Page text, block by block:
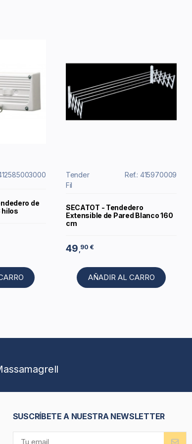
de
hilos
Tender
Fil
Ref.: 415970009
SECATOT - Tendedero
Extensible de Pared Blanco 160
cm
49 ,90 €
AÑADIR AL CARRO
SUSCRÍBETE A NUESTRA NEWSLETTER